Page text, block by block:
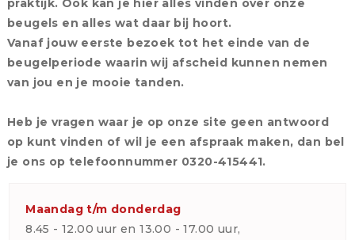
praktijk. Ook kan je hier alles vinden over onze
beugels en alles wat daar bij hoort.
Vanaf jouw eerste bezoek tot het einde van de
beugelperiode waarin wij afscheid kunnen nemen
van jou en je mooie tanden.
Heb je vragen waar je op onze site geen antwoord
op kunt vinden of wil je een afspraak maken, dan bel
je ons op telefoonnummer 0320-415441.
Maandag t/m donderdag
8.45 - 12.00 uur en 13.00 - 17.00 uur,